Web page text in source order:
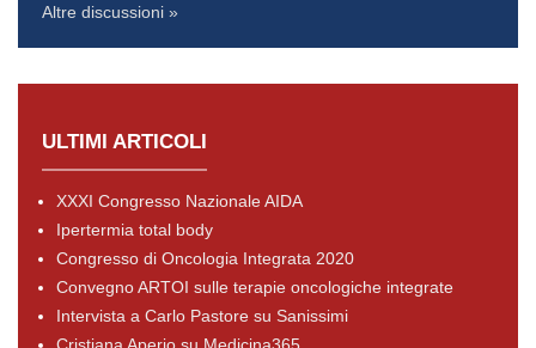
Altre discussioni »
ULTIMI ARTICOLI
XXXI Congresso Nazionale AIDA
Ipertermia total body
Congresso di Oncologia Integrata 2020
Convegno ARTOI sulle terapie oncologiche integrate
Intervista a Carlo Pastore su Sanissimi